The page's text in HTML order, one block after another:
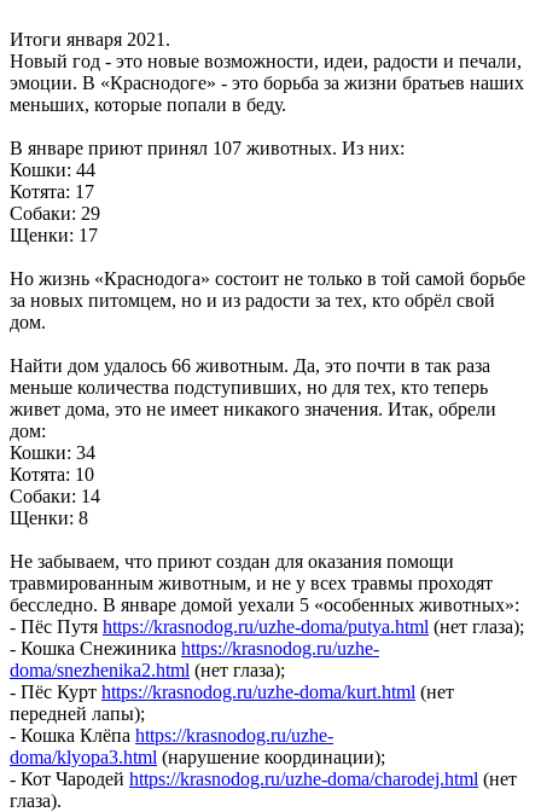
Итоги января 2021.
Новый год - это новые возможности, идеи, радости и печали,
эмоции. В «Краснодоге» - это борьба за жизни братьев наших
меньших, которые попали в беду.
В январе приют принял 107 животных. Из них:
Кошки: 44
Котята: 17
Собаки: 29
Щенки: 17
Но жизнь «Краснодога» состоит не только в той самой борьбе
за новых питомцем, но и из радости за тех, кто обрёл свой
дом.
Найти дом удалось 66 животным. Да, это почти в так раза
меньше количества подступивших, но для тех, кто теперь
живет дома, это не имеет никакого значения. Итак, обрели
дом:
Кошки: 34
Котята: 10
Собаки: 14
Щенки: 8
Не забываем, что приют создан для оказания помощи
травмированным животным, и не у всех травмы проходят
бесследно. В январе домой уехали 5 «особенных животных»:
- Пёс Путя https://krasnodog.ru/uzhe-doma/putya.html (нет глаза);
- Кошка Снежиника https://krasnodog.ru/uzhe-
doma/snezhenika2.html (нет глаза);
- Пёс Курт https://krasnodog.ru/uzhe-doma/kurt.html (нет
передней лапы);
- Кошка Клёпа https://krasnodog.ru/uzhe-
doma/klyopa3.html (нарушение координации);
- Кот Чародей https://krasnodog.ru/uzhe-doma/charodej.html (нет
глаза).